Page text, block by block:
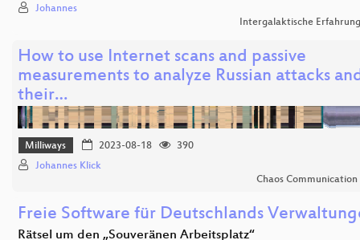
Johannes
Intergalaktische
How to use Internet scans and passive
measurements to analyze Russian attacks
their…
Milliways 2023-08-18
390
Johannes Klick
Chaos Communication
Freie Software für Deutschlands
Rätsel um den „Souveränen Arbeitsplatz“